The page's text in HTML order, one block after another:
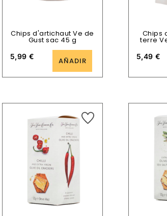
Chips d'artichaut Ve de
Gust sac 45 g
5,99€ AÑADIR
Chips
terre
5,49€